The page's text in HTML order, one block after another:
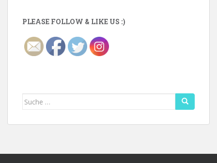
PLEASE FOLLOW & LIKE US :)
Suche